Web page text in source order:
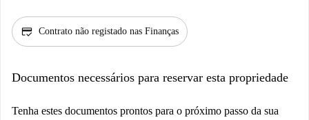
credit_score Contrato não registado nas Finanças
Documentos necessários para reservar esta propriedade
Tenha estes documentos prontos para o próximo passo da sua